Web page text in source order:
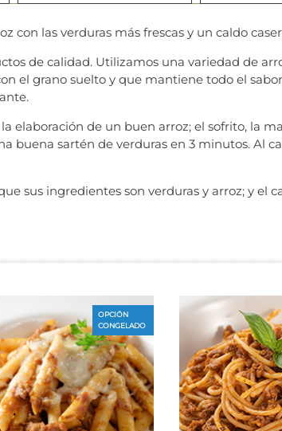
con las verduras más frescas y un caldo
de calidad. Utilizamos una variedad de
el grano suelto y que mantiene todo el
elaboración de un buen arroz; el sofrito, la
buena sartén de verduras en 3 minutos. Al
sus ingredientes son verduras y arroz; y el
OPCIÓN
CONGELADO